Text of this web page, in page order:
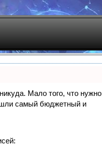
Мало того, что нужно
самый бюджетный и